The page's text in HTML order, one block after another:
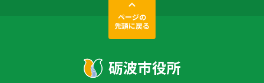
ページの
先頭に戻る